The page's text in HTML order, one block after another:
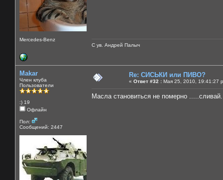
Mercedes-Benz
С ув. Андрей Палыч
Makar
Член клуба
Пользователи
:) 19
Офлайн
Пол:
Сообщений: 2447
Re: СИСЬКИ или ПИВО?
« Ответ #32 : Мая 25, 2010, 19:41:27
Масла становиться не померно